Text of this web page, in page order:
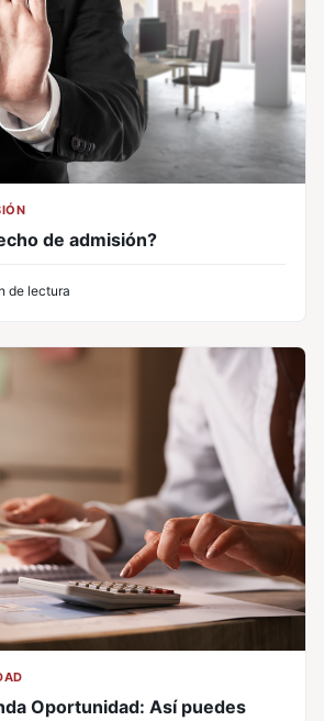
de admisión?
de lectura
Oportunidad: Así puedes